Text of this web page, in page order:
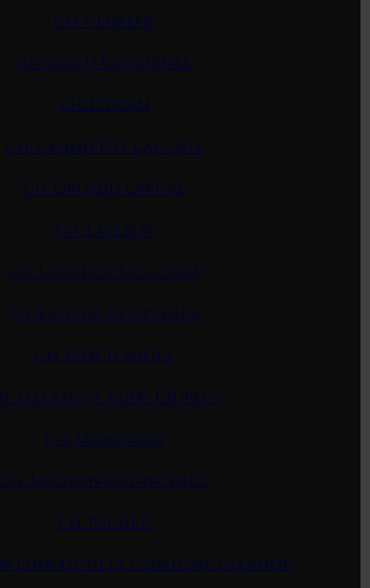
Ch. Climens
Ch. Cos D Estournel
Ch. D'Issan
Ch. Grand Puy Lacoste
Ch. Gruaud Larose
Ch. Lafleur
Ch. Leoville Las-Cases
Ch. Leoville Poyferre
Ch. Lynch Bages
Malescot Saint Exupery
Ch. Montrose
Ch. Mouton Rothschild
Ch. Palmer
Longueville Comtesse Lalande